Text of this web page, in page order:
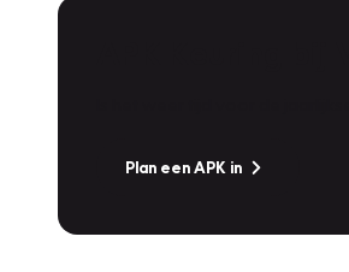
Plan een APK in